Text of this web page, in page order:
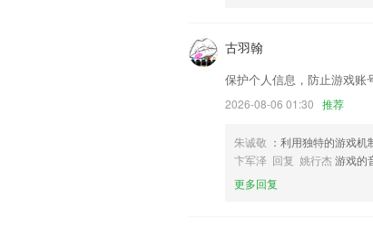
古羽翰
保护个人信息，防止游戏账
2026-08-06 01:30 推荐
朱诚敬 ：利用独特的游戏
卞军泽 回复 姚行杰游戏的
更多回复